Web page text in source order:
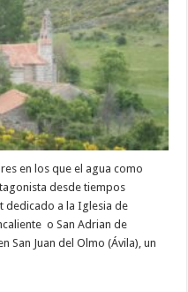
en los que el agua como
desde tiempos
dedicado a la Iglesia de
o San Adrian de
San Juan del Olmo (Ávila), un